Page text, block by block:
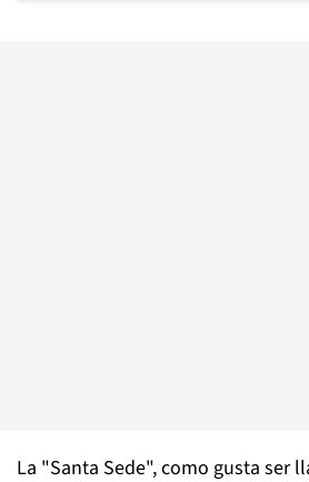
La "Santa Sede", como gusta ser